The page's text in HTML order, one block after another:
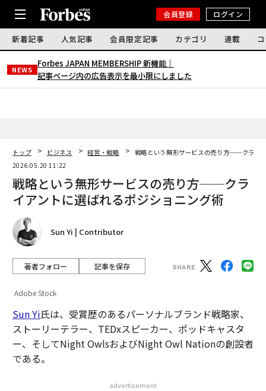
会員登録 ログイン
新着記事 人気記事 会員限定記事 カテゴリ 連載
NEWS
Forbes JAPAN MEMBERSHIP 新機能｜
記事ページ内の広告表示を最小限にしました
トップ ビジネス 経営・戦略
戦略という無形サービスの売り方──クライ
2026.05.20 11:22
戦略という無形サービスの売り方──クラ
イアントに選ばれるポジショニング術
Sun Yi | Contributor
著者フォロー 記事を保存
Adobe Stock
Sun Yi氏は、受賞歴のあるパーソナルブランド戦略家、
ストーリーテラー、TEDxスピーカー、ポッドキャスタ
ー、そしてNight OwlsおよびNight Owl Nationの創設者
である。
advertisement